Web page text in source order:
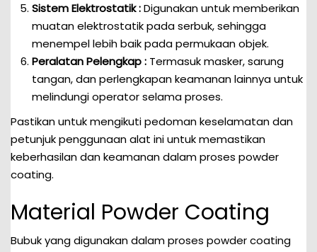
Sistem Elektrostatik :Digunakan untuk memberikan
muatan elektrostatik pada serbuk, sehingga
menempel lebih baik pada permukaan objek.
Peralatan Pelengkap : Termasuk masker, sarung
tangan, dan perlengkapan keamanan lainnya untuk
melindungi operator selama proses.
Pastikan untuk mengikuti pedoman keselamatan dan
petunjuk penggunaan alat ini untuk memastikan
keberhasilan dan keamanan dalam proses powder
coating.
Material Powder Coating
Bubuk yang digunakan dalam proses powder coating